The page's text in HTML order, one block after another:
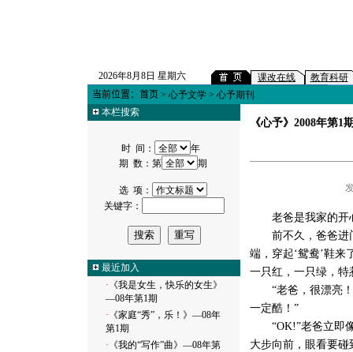
2026年8月8日 星期六 课改在线
教育科研
当前位置： 首页 > 心予文学 > 心予期刊
本栏搜索
时 间：
年
期 数：第
期
选 项：
关键字：
最近加入
· 《我是女生，快乐的女生》
—08年第1期
· 《家庭“秀”，乐！》 —08年
第1期
· 《我的“写作”曲》 —08年第
《心予》2008年第1
老爸是我家的开
前不久，爸爸进门
端，穿起‘鸳鸯’鞋来
一只红，一只绿，特
“老爸，很漂亮！”
一定酷！”
“OK!”老爸立即像
大步向前，眼看要